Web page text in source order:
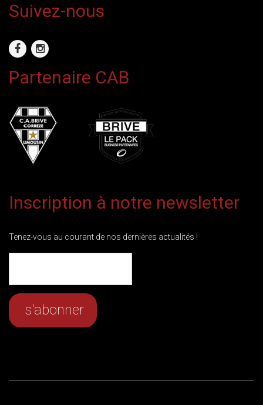
Suivez-nous
Partenaire CAB
Inscription à notre newsletter
Tenez-vous au courant de nos dernières actualités !